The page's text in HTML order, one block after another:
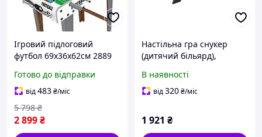
Ігровий підлоговий
футбол 69х36х62см 2889
на штангах Кімнатний
дитячий на двох Для
офісу
Готово до відправки
від483₴/міс
2 899₴
5 798 ₴
Настільна гра снукер
(дитячий більярд),
В наявності
від320₴/міс
1 921 ₴